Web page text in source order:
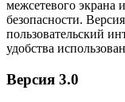
межсетевого экрана
безопасности.
пользовательский
удобства
Версия 3.0